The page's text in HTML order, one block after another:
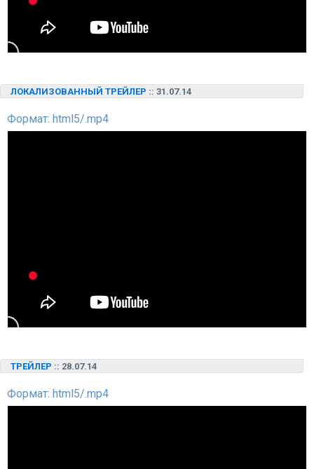
ЛОКАЛИЗОВАННЫЙ ТРЕЙЛЕР :: 31.07.14
Формат: html5/.mp4
ТРЕЙЛЕР :: 28.07.14
Формат: html5/.mp4